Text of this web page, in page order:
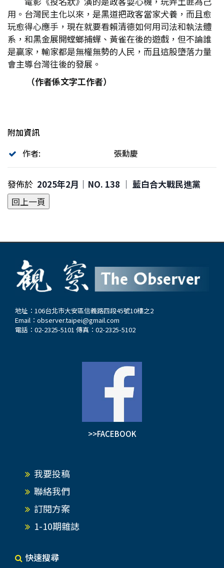
用。台灣民主化以來，是黑道把政客當家犬養，而且愈
玩愈得心應手，現在就要看賴清德如何用司法和執法體
系，和黑金展開螳螂捕蟬、黃雀在後的遊戲，但不論誰
是贏家，輸家都是無權無勢的人民，而且這股墮落力量
會主導台灣往後的發展。
（作者係文字工作者）
附加資訊
作者:
張勳慶
發佈於 2025年2月｜NO. 138 │ 藍白合大戰民進黨
地址：106台北市大安區信義路四段45號10樓之2
Email： observer.taipei@gmail.com
電話：02-2325-5101 傳真：02-2325-5102
>>FACEBOOK
我要投稿
聯絡我們
訂閱方案
1-10期雜誌
快速搜尋